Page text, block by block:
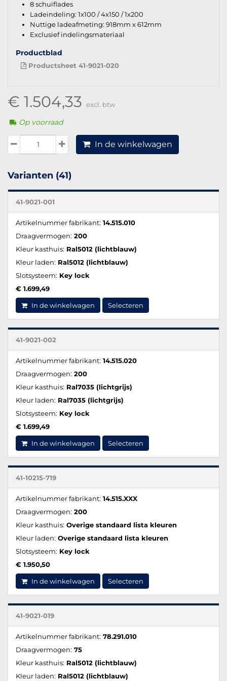
8 schuiflades
Ladeindeling: 1x100 / 4x150 / 1x200
Nuttige ladeafmeting: 918mm x 612mm
Exclusief indelingsmateriaal
Productblad
Productsheet 41-9021-020
€ 1.504,33 excl. btw
Op voorraad
In de winkelwagen
Varianten (41)
41-9021-001
Artikelnummer fabrikant: 14.515.010
Draagvermogen: 200
Kleur kasthuis: Ral5012 (lichtblauw)
Kleur laden: Ral5012 (lichtblauw)
Slotsysteem: Key lock
€ 1.699,49
In de winkelwagen Selecteren
41-9021-002
Artikelnummer fabrikant: 14.515.020
Draagvermogen: 200
Kleur kasthuis: Ral7035 (lichtgrijs)
Kleur laden: Ral7035 (lichtgrijs)
Slotsysteem: Key lock
€ 1.699,49
In de winkelwagen Selecteren
41-10215-719
Artikelnummer fabrikant: 14.515.XXX
Draagvermogen: 200
Kleur kasthuis: Overige standaard lista kleuren
Kleur laden: Overige standaard lista kleuren
Slotsysteem: Key lock
€ 1.950,50
In de winkelwagen Selecteren
41-9021-019
Artikelnummer fabrikant: 78.291.010
Draagvermogen: 75
Kleur kasthuis: Ral5012 (lichtblauw)
Kleur laden: Ral5012 (lichtblauw)